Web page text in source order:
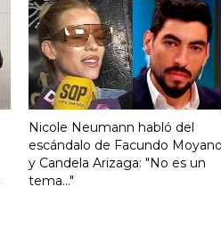
Nicole Neumann habló del
escándalo de Facundo Moyano
y Candela Arizaga: "No es un
tema..."